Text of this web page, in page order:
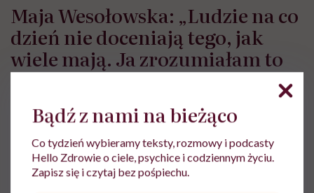
Maja Wesołowska: „Ludzie na co
dzień nie doceniają tego, jak
wiele mają. Ja zrozumiałam to
dopiero, gdy obudziłam się bez
nogi”
Anna Korytowska
Opublikowano:13.11.2025 09:22
Bądź z nami na bieżąco
Co tydzień wybieramy teksty, rozmowy i podcasty
Hello Zdrowie o ciele, psychice i codziennym życiu.
Zapisz się i czytaj bez pośpiechu.